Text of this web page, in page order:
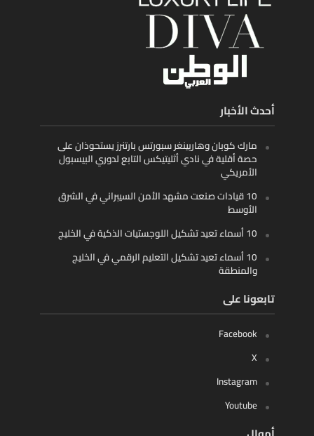
أحدث الأخبار
مارك كوبان وهاربينغر سبورتس بارتنرز يستحوذان على
حصة أقلية في نادي أثليتيكس التابع لدوري البيسبول
الأمريكي
10 قيادات صنعت مشهد الأمن السيبراني في الشرق
الأوسط
10 أسماء تعيد تشكيل اللوجستيات الذكية في الخليج
10 أسماء تعيد تشكيل التعليم الرقمي في الخليج
والمنطقة
تابعونا على
Facebook
X
Instagram
Youtube